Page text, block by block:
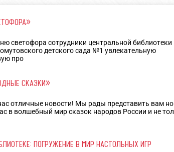
светофора сотрудники центральной библиотеки
детского сада №1 увлекательную
про
СКАЗКИ»
отличные новости! Мы рады представить вам
в волшебный мир сказок народов России и не
ПОГРУЖЕНИЕ В МИР НАСТОЛЬНЫХ ИГР